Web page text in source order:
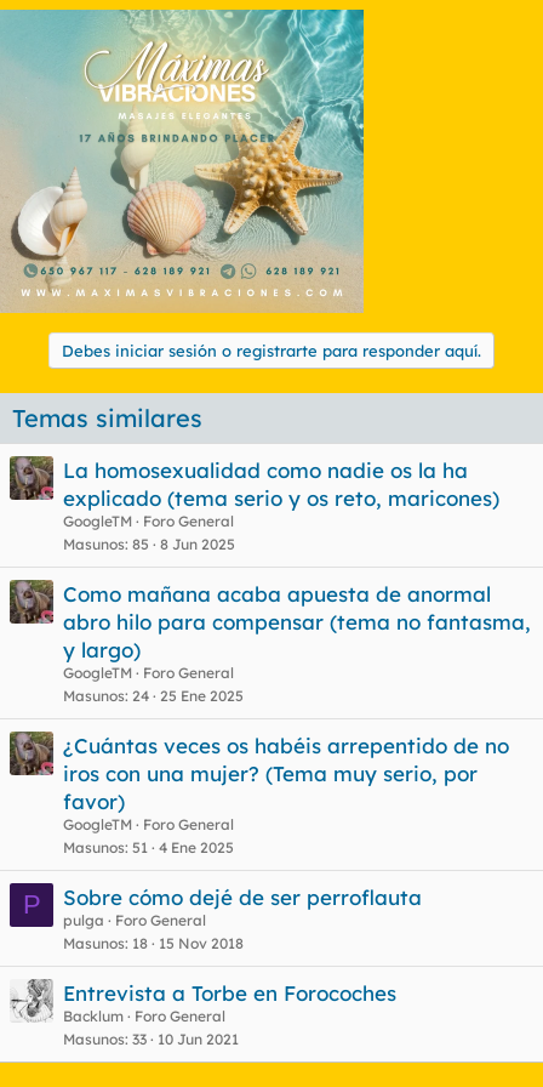
Debes iniciar sesión o registrarte para responder aquí.
Temas similares
La homosexualidad como nadie os la ha
explicado (tema serio y os reto, maricones)
GoogleTM
Foro General
Masunos 85 8 Jun 2025
Como mañana acaba apuesta de anormal
abro hilo para compensar (tema no fantasma,
y largo)
GoogleTM
Foro General
Masunos 24 25 Ene 2025
¿Cuántas veces os habéis arrepentido de no
iros con una mujer? (Tema muy serio, por
favor)
GoogleTM
Foro General
Masunos 51 4 Ene 2025
P Sobre cómo dejé de ser perroflauta
pulga
Foro General
Masunos 18 15 Nov 2018
Entrevista a Torbe en Forocoches
Backlum
Foro General
Masunos 33 10 Jun 2021